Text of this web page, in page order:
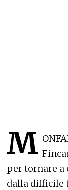
M
per tornare a
dalla difficile